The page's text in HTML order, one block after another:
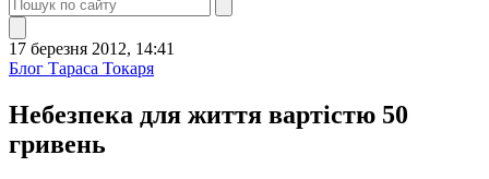
17 березня 2012, 14:41
Блог Тараса Токаря
Небезпека для життя вартістю 50
гривень